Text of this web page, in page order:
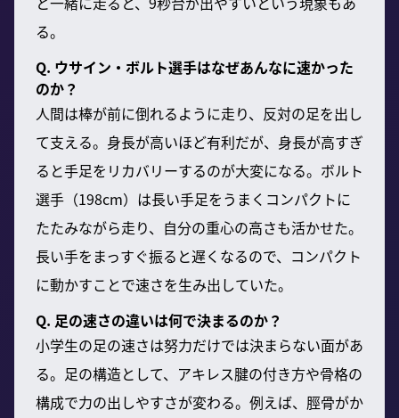
る。
Q. ウサイン・ボルト選手はなぜあんなに速かった
のか？
人間は棒が前に倒れるように走り、反対の足を出し
て支える。身長が高いほど有利だが、身長が高すぎ
ると手足をリカバリーするのが大変になる。ボルト
選手（198cm）は長い手足をうまくコンパクトに
たたみながら走り、自分の重心の高さも活かせた。
長い手をまっすぐ振ると遅くなるので、コンパクト
に動かすことで速さを生み出していた。
Q. 足の速さの違いは何で決まるのか？
小学生の足の速さは努力だけでは決まらない面があ
る。足の構造として、アキレス腱の付き方や骨格の
構成で力の出しやすさが変わる。例えば、脛骨がか